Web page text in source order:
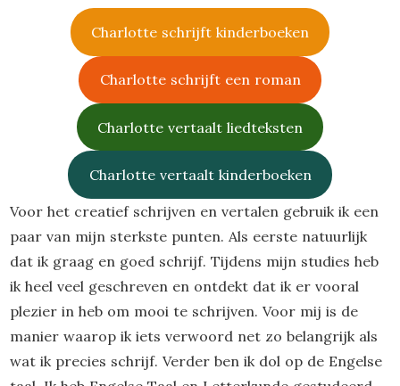
Charlotte schrijft kinderboeken
Charlotte schrijft een roman
Charlotte vertaalt liedteksten
Charlotte vertaalt kinderboeken
Voor het creatief schrijven en vertalen gebruik ik een
paar van mijn sterkste punten. Als eerste natuurlijk
dat ik graag en goed schrijf. Tijdens mijn studies heb
ik heel veel geschreven en ontdekt dat ik er vooral
plezier in heb om mooi te schrijven. Voor mij is de
manier waarop ik iets verwoord net zo belangrijk als
wat ik precies schrijf. Verder ben ik dol op de Engelse